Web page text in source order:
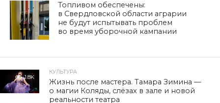
Топливом обеспечены:
в Свердловской области аграрии
не будут испытывать проблем
во время уборочной кампании
1.8K
КУЛЬТУРА
Жизнь после мастера. Тамара Зимина —
о магии Коляды, слёзах в зале и новой
реальности театра